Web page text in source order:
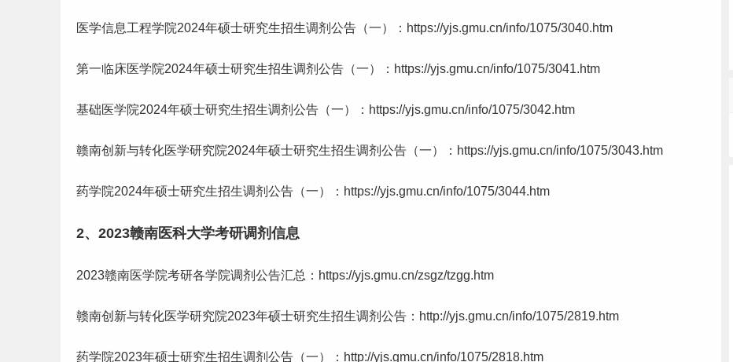
医学信息工程学院2024年硕士研究生招生调剂公告（一）：https://yjs.gmu.cn/info/1075/3040.htm
第一临床医学院2024年硕士研究生招生调剂公告（一）：https://yjs.gmu.cn/info/1075/3041.htm
基础医学院2024年硕士研究生招生调剂公告（一）：https://yjs.gmu.cn/info/1075/3042.htm
赣南创新与转化医学研究院2024年硕士研究生招生调剂公告（一）：https://yjs.gmu.cn/info/1075/3043.htm
药学院2024年硕士研究生招生调剂公告（一）：https://yjs.gmu.cn/info/1075/3044.htm
2、2023赣南医科大学考研调剂信息
2023赣南医学院考研各学院调剂公告汇总：https://yjs.gmu.cn/zsgz/tzgg.htm
赣南创新与转化医学研究院2023年硕士研究生招生调剂公告：http://yjs.gmu.cn/info/1075/2819.htm
药学院2023年硕士研究生招生调剂公告（一）：http://yjs.gmu.cn/info/1075/2818.htm